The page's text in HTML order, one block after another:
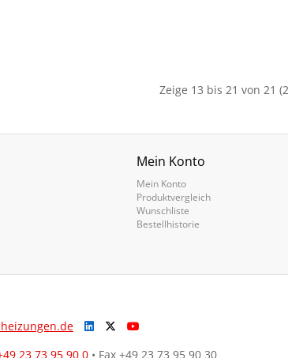
Zeige 13 bis 21 von 21
Mein Konto
Mein Konto
Produktvergleich
Wunschliste
Bestellhistorie
23 73 95 90 0• Fax +49 23 73 95 90 30